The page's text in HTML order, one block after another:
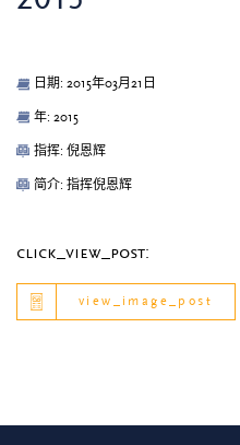
日期: 2015年03月21日
年: 2015
指挥: 倪恩辉
简介: 指挥倪恩辉
click_view_post:
view_image_post